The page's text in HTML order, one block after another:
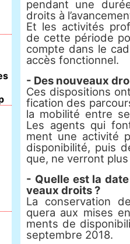
pen­dant une
droits à
Et les acti­vi­tés
de cette période
compte dans le
accès fonc­tion­nel.
- Des nou­veaux
Ces dis­po­si­tions
fi­ca­tion des
la mobi­lité entre
Les agents qui
ment une acti­vité
dis­po­ni­bi­lité, puis
que, ne ver­ront
- Quelle est la
veaux droits ?
La conser­va­tion
quera aux mises
ments de
sep­tem­bre 2018.